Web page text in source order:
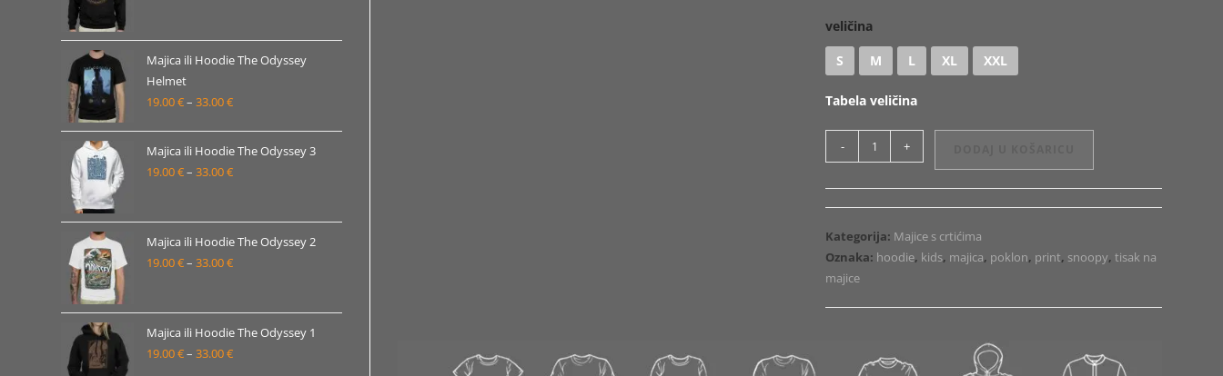
veličina
S
M L XL XXL
Tabela veličina
ili
Hoodie
Snoopy
Tattoo
2
količina
- +
Kategorija: Majice s crtićima
Oznaka: hoodie, kids, majica, poklon, print, snoopy,tisak na
majice
od
19.00 €
33.00 €
Majica ili Hoodie The Odyssey
Helmet
19.00€– 33.00€Raspon
od
19.00 €
Majica ili Hoodie The Odyssey 3
19.00€– 33.00€Raspon
od
19.00 €
do
Majica ili Hoodie The Odyssey 2
19.00€– 33.00€Raspon
od
19.00 €
do
Majica ili Hoodie The Odyssey 1
19.00€– 33.00€Raspon